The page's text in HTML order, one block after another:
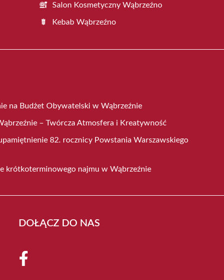
Salon Kosmetyczny Wąbrzeźno
Kebab Wąbrzeźno
na Budżet Obywatelski w Wąbrzeźnie
– Twórcza Atmosfera i Kreatywność
82. rocznicy Powstania Warszawskiego
krótkoterminowego najmu w Wąbrzeźnie
DOŁĄCZ DO NAS